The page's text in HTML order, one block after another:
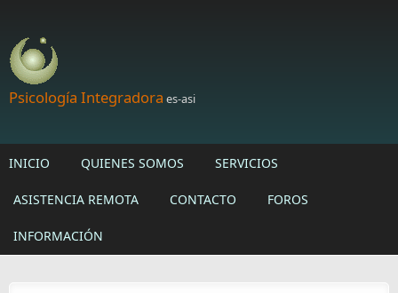
Psicología Integradora es-asi
INICIO QUIENES SOMOS SERVICIOS
ASISTENCIA REMOTA CONTACTO FOROS
INFORMACIÓN